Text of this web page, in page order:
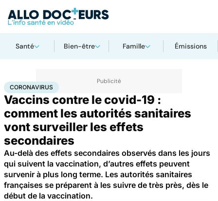
Santé Bien-être Famille Émissions
AccueilSantéMaladies Coronavirus
CORONAVIRUS
Vaccins contre le covid-19 :
comment les autorités sanitaires
vont surveiller les effets
secondaires
Au-delà des effets secondaires observés dans les jours
qui suivent la vaccination, d’autres effets peuvent
survenir à plus long terme. Les autorités sanitaires
françaises se préparent à les suivre de très près, dès le
début de la vaccination.